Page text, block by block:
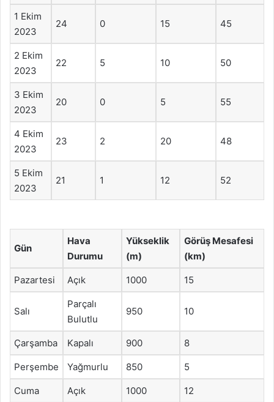
1 Ekim
2023
24 0 15 45
2 Ekim
2023
22 5 10 50
3 Ekim
2023
20 0 5 55
4 Ekim
2023
23 2 20 48
5 Ekim
2023
21 1 12 52
Gün
Hava
Durumu
Yükseklik
(m)
Görüş Mesafesi
(km)
Pazartesi Açık 1000 15
Salı
Parçalı
Bulutlu
950 10
Çarşamba Kapalı 900 8
Perşembe Yağmurlu 850 5
Cuma Açık 1000 12